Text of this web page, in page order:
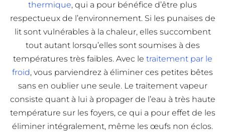
thermique, qui a pour bénéfice d’être plus
respectueux de l’environnement. Si les punaises de
lit sont vulnérables à la chaleur, elles succombent
tout autant lorsqu’elles sont soumises à des
températures très faibles. Avec le traitement par le
froid, vous parviendrez à éliminer ces petites bêtes
sans en oublier une seule. Le traitement vapeur
consiste quant à lui à propager de l’eau à très haute
température sur les foyers, ce qui a pour effet de les
éliminer intégralement, même les œufs non éclos.